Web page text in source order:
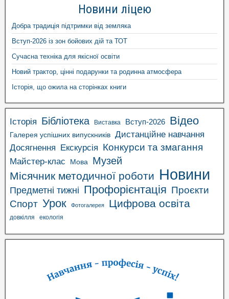
Новини ліцею
Добра традиція підтримки від земляка
Вступ-2026 із зон бойових дій та ТОТ
Сучасна техніка для якісної освіти
Новий трактор, цінні подарунки та родинна атмосфера
Історія, що ожила на сторінках книги
Історія Бібліотека Виставка Вступ-2026 Відео
Галерея успішних випускників Дистанційне навчання
Досягнення Екскурсія Конкурси та змагання
Майстер-клас Мова Музей
Місячник методичної роботи Новини
Предметні тижні Профорієнтація Проєкти
Спорт Урок Фотогалерея Цифрова освіта
довкілля екологія